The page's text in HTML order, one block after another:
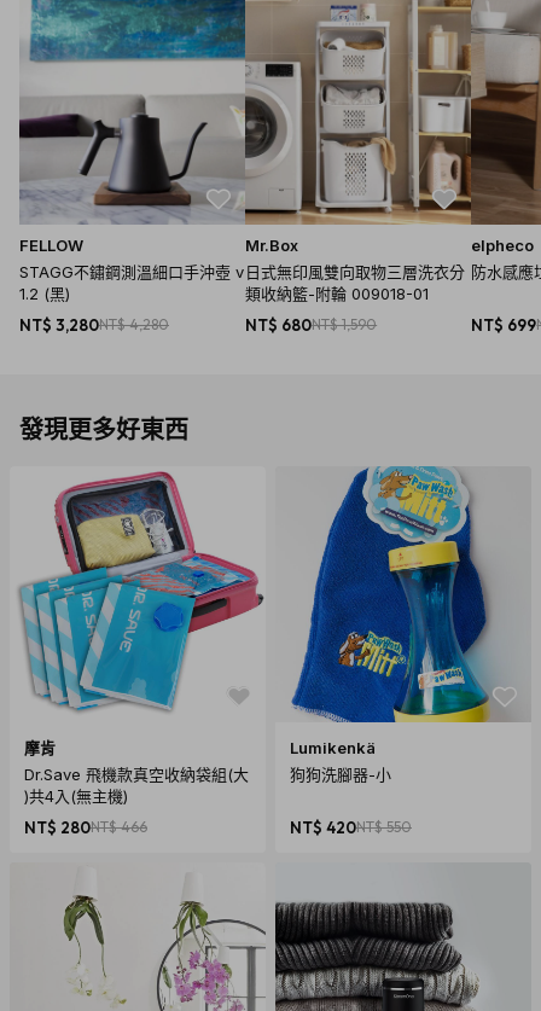
FELLOW
STAGG不鏽鋼測溫細口手沖壺 v
1.2 (黑)
NT$ 3,280NT$ 4,280
Mr.Box
日式無印風雙向取物三層洗衣分
類收納籃-附輪 009018-01
NT$ 680NT$ 1,590
elpheco
防水感應
NT$ 699
發現更多好東西
摩肯
Dr.Save 飛機款真空收納袋組(大
)共4入(無主機)
NT$ 280NT$ 466
Lumikenkä
狗狗洗腳器-小
NT$ 420NT$ 550